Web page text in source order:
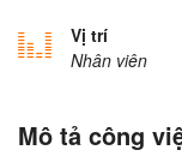
Vị trí
Nhân viên
Mô tả công